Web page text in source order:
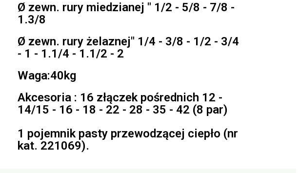
Ø zewn. rury miedzianej " 1/2 - 5/8 - 7/8 -
1.3/8
Ø zewn. rury żelaznej" 1/4 - 3/8 - 1/2 - 3/4
- 1 - 1.1/4 - 1.1/2 - 2
Waga:40kg
Akcesoria : 16 złączek pośrednich 12 -
14/15 - 16 - 18 - 22 - 28 - 35 - 42 (8 par)
1 pojemnik pasty przewodzącej ciepło (nr
kat. 221069).